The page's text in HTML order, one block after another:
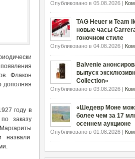
Флакон
дополняя
году в
заказу
назвали
Опубликовано в 05.08.2026 |
TAG Heuer и Team
новые часы
гоночном стиле
Опубликовано в 04.08.2026 |
Balvenie
выпуск
Collection»
Опубликовано в 03.08.2026 |
«Шедевр Моне
более чем за 17
осеннем аукционе
Опубликовано в 01.08.2026 |